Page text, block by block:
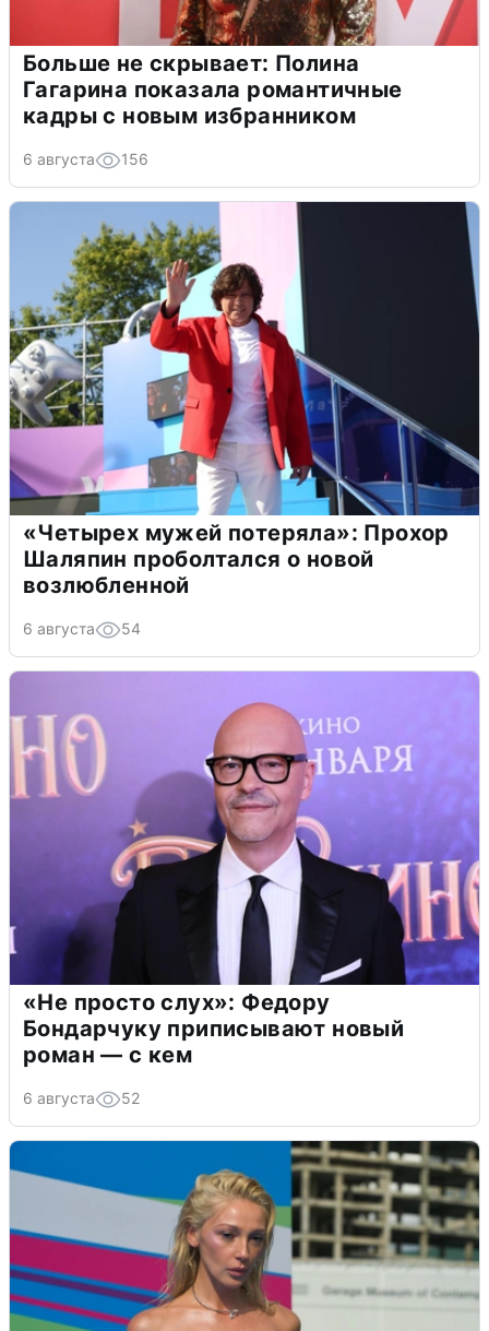
Больше не скрывает: Полина
Гагарина показала романтичные
кадры с новым избранником
6 августа 156
«Четырех мужей потеряла»: Прохор
Шаляпин проболтался о новой
возлюбленной
6 августа 54
«Не просто слух»: Федору
Бондарчуку приписывают новый
роман — с кем
6 августа 52